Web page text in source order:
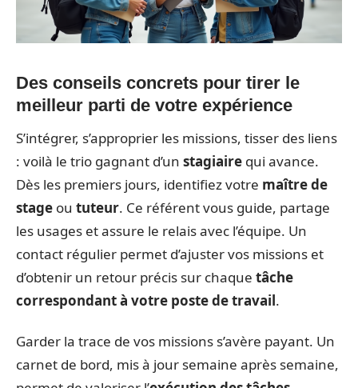
Des conseils concrets pour tirer le
meilleur parti de votre expérience
S’intégrer, s’approprier les missions, tisser des liens
: voilà le trio gagnant d’un stagiaire qui avance.
Dès les premiers jours, identifiez votre maître de
stage ou tuteur. Ce référent vous guide, partage
les usages et assure le relais avec l’équipe. Un
contact régulier permet d’ajuster vos missions et
d’obtenir un retour précis sur chaque tâche
correspondant à votre poste de travail.
Garder la trace de vos missions s’avère payant. Un
carnet de bord, mis à jour semaine après semaine,